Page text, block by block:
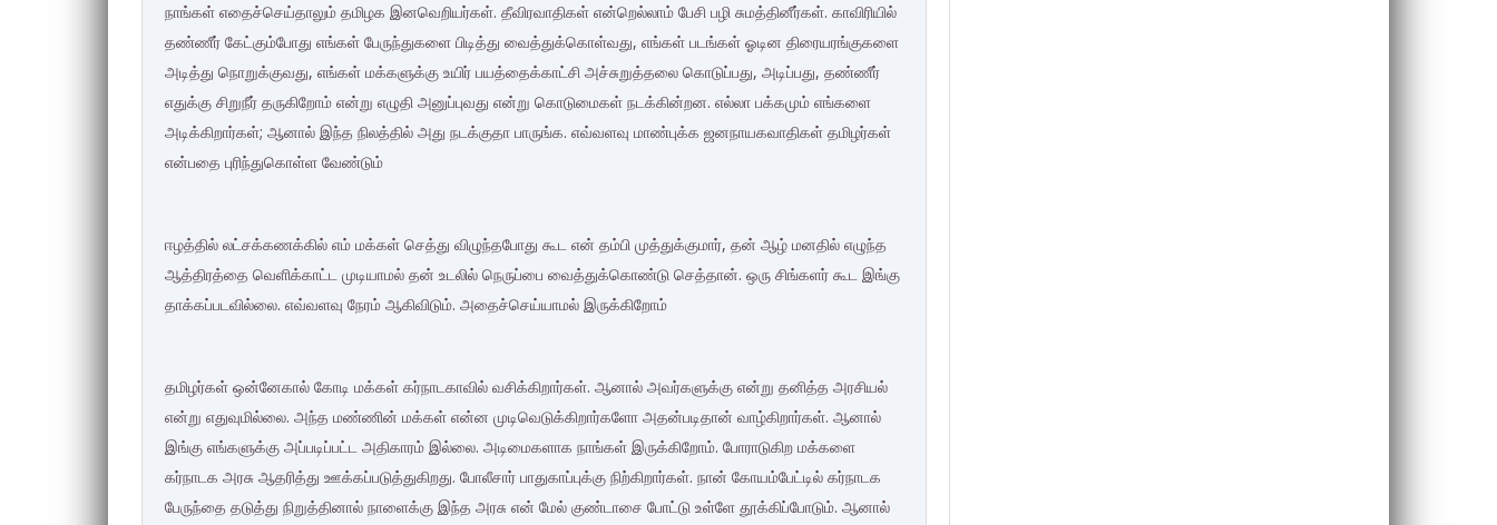
நாங்கள் எதைச்செய்தாலும் தமிழக இனவெறியர்கள். தீவிரவாதிகள் என்றெல்லாம் பேசி பழி சுமத்தினீர்கள். காவிரியில்
தண்ணீர் கேட்கும்போது எங்கள் பேருந்துகளை பிடித்து வைத்துக்கொள்வது, எங்கள் படங்கள் ஓடின திரையரங்குகளை
அடித்து நொறுக்குவது, எங்கள் மக்களுக்கு உயிர் பயத்தைக்காட்சி அச்சுறுத்தலை கொடுப்பது, அடிப்பது, தண்ணீர்
எதுக்கு சிறுநீர் தருகிறோம் என்று எழுதி அனுப்புவது என்று கொடுமைகள் நடக்கின்றன. எல்லா பக்கமும் எங்களை
அடிக்கிறார்கள்; ஆனால் இந்த நிலத்தில் அது நடக்குதா பாருங்க. எவ்வளவு மாண்புக்க ஜனநாயகவாதிகள் தமிழர்கள்
என்பதை புரிந்துகொள்ள வேண்டும்
ஈழத்தில் லட்சக்கணக்கில் எம் மக்கள் செத்து விழுந்தபோது கூட என் தம்பி முத்துக்குமார், தன் ஆழ் மனதில் எழுந்த
ஆத்திரத்தை வெளிக்காட்ட முடியாமல் தன் உடலில் நெருப்பை வைத்துக்கொண்டு செத்தான். ஒரு சிங்களர் கூட இங்கு
தாக்கப்படவில்லை. எவ்வளவு நேரம் ஆகிவிடும். அதைச்செய்யாமல் இருக்கிறோம்
தமிழர்கள் ஒன்னேகால் கோடி மக்கள் கர்நாடகாவில் வசிக்கிறார்கள். ஆனால் அவர்களுக்கு என்று தனித்த அரசியல்
என்று எதுவுமில்லை. அந்த மண்ணின் மக்கள் என்ன முடிவெடுக்கிறார்களோ அதன்படிதான் வாழ்கிறார்கள். ஆனால்
இங்கு எங்களுக்கு அப்படிப்பட்ட அதிகாரம் இல்லை. அடிமைகளாக நாங்கள் இருக்கிறோம். போராடுகிற மக்களை
கர்நாடக அரசு ஆதரித்து ஊக்கப்படுத்துகிறது. போலீசார் பாதுகாப்புக்கு நிற்கிறார்கள். நான் கோயம்பேட்டில் கர்நாடக
பேருந்தை தடுத்து நிறுத்தினால் நாளைக்கு இந்த அரசு என் மேல் குண்டாசை போட்டு உள்ளே தூக்கிப்போடும். ஆனால்